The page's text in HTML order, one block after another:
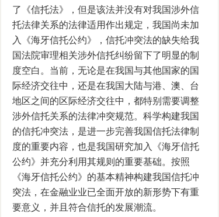
了《信托法》，但是该法并没有对我国涉外信
托法律关系的法律适用作出规定，我国尚未加
入《海牙信托公约》，信托冲突法的缺失给我
国法院审理相关涉外信托纠纷留下了明显的制
度空白。当前，无论是在我国与其他国家的国
际经济交往中，还是在我国大陆与港、澳、台
地区之间的区际经济交往中，都特别需要调整
涉外信托关系的法律冲突规范。科学构建我国
的信托冲突法，是进一步完善我国信托法律制
度的重要内容，也是我国研究加入《海牙信托
公约》并充分利用其规则的重要基础。按照
《海牙信托公约》的基本精神构建我国信托冲
突法，在金融业业已全面开放的新形势下有重
要意义，并且符合信托的发展潮流。